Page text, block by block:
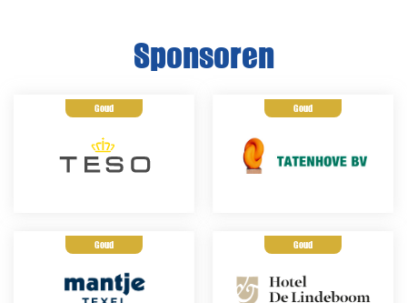
Sponsoren
Goud Goud
Goud Goud